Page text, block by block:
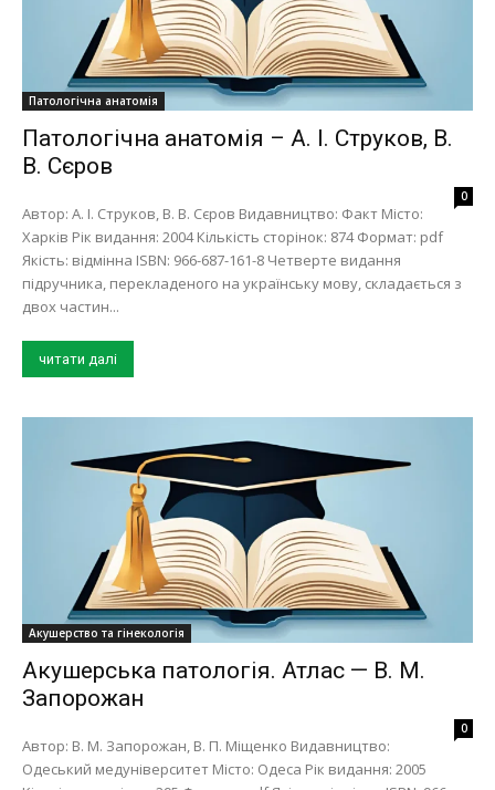
Патологічна анатомія
Патологічна анатомія – А. І. Струков, В.
В. Сєров
0
Автор: А. І. Струков, В. В. Сєров Видавництво: Факт Місто:
Харків Рік видання: 2004 Кількість сторінок: 874 Формат: pdf
Якість: відмінна ISBN: 966-687-161-8 Четверте видання
підручника, перекладеного на українську мову, складається з
двох частин...
читати далі
Акушерство та гінекологія
Акушерська патологія. Атлас — В. М.
Запорожан
0
Автор: В. М. Запорожан, В. П. Міщенко Видавництво:
Одеський медуніверситет Місто: Одеса Рік видання: 2005